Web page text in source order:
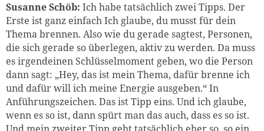
Susanne Schöb: Ich habe tatsächlich zwei Tipps. Der
Erste ist ganz einfach Ich glaube, du musst für dein
Thema brennen. Also wie du gerade sagtest, Personen,
die sich gerade so überlegen, aktiv zu werden. Da muss
es irgendeinen Schlüsselmoment geben, wo die Person
dann sagt: „Hey, das ist mein Thema, dafür brenne ich
und dafür will ich meine Energie ausgeben.“ In
Anführungszeichen. Das ist Tipp eins. Und ich glaube,
wenn es so ist, dann spürt man das auch, dass es so ist.